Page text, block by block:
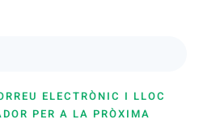
ELECTRÒNIC I LLOC
PER A LA PRÒXIMA